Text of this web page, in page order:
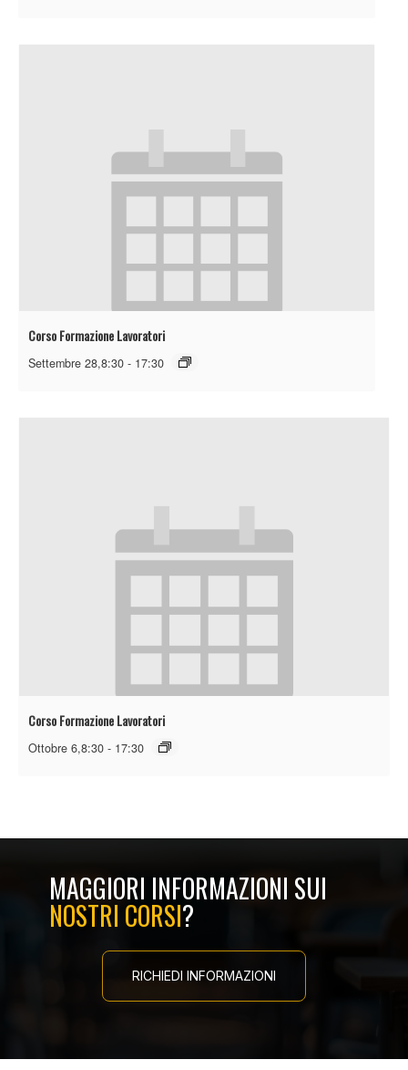
Corso Formazione Lavoratori
Settembre 28,8:30 - 17:30
Corso Formazione Lavoratori
Ottobre 6,8:30 - 17:30
MAGGIORI INFORMAZIONI SUI
NOSTRI CORSI?
RICHIEDI INFORMAZIONI